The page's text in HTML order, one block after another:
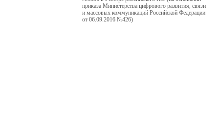
приказа Министерства цифрового развития, связи
и массовых коммуникаций Российской Федерации
от 06.09.2016 №426)